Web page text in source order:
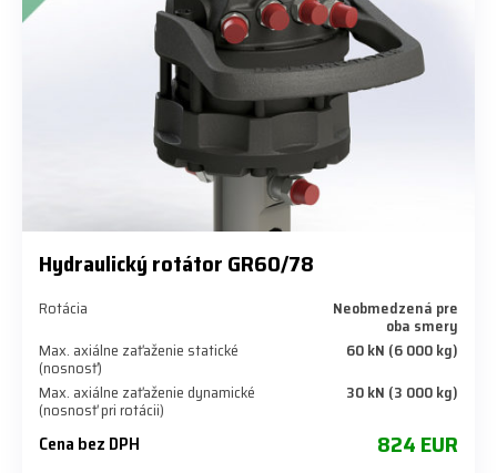
Hydraulický rotátor GR60/78
Rotácia Neobmedzená pre
oba smery
Max. axiálne zaťaženie statické
(nosnosť)
60 kN (6 000 kg)
Max. axiálne zaťaženie dynamické
(nosnosť pri rotácii)
30 kN (3 000 kg)
Cena bez DPH 824 EUR